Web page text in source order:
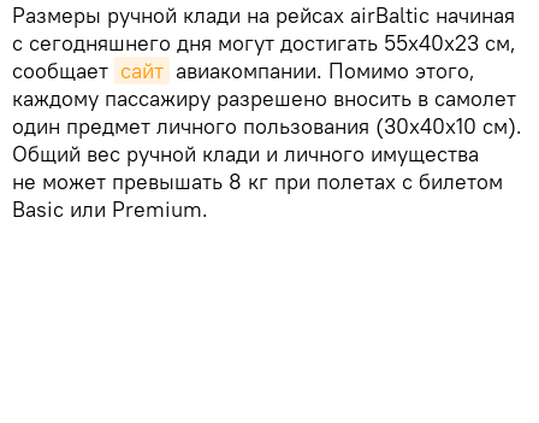
Размеры ручной клади на рейсах airBaltic начиная
с сегодняшнего дня могут достигать 55x40x23 см,
сообщает сайт авиакомпании. Помимо этого,
каждому пассажиру разрешено вносить в самолет
один предмет личного пользования (30x40x10 см).
Общий вес ручной клади и личного имущества
не может превышать 8 кг при полетах с билетом
Basic или Premium.